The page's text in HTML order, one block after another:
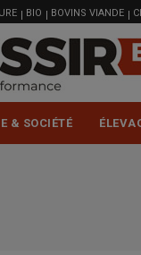
BIO BOVINS VIANDE
& SOCIÉTÉ